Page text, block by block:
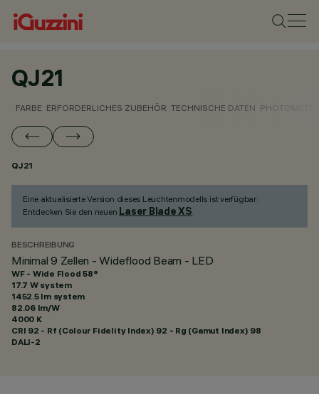
QJ21
FARBE ERFORDERLICHES ZUBEHÖR TECHNISCHE DATEN
QJ21
Eine aktualisierte Version dieses Leuchtenmodells ist verfügbar:
Entdecken Sie den neuen Laser Blade XS.
BESCHREIBUNG
Minimal 9 Zellen - Wideflood Beam - LED
WF - Wide Flood 58°
17.7 W system
1452.5 lm system
82.06 lm/W
4000 K
CRI 92 - Rf (Colour Fidelity Index) 92 - Rg (Gamut Index) 98
DALI-2